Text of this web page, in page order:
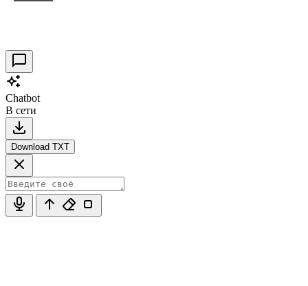
Chatbot
В сети
Download TXT